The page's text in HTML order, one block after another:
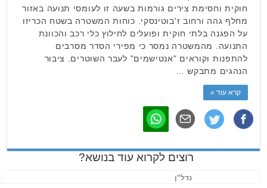
חוקית וחסימת צירים גורמות בשעה זו לעומסי תנועה באזור
מחלף גהה ורחוב ז'בוטינסקי. כוחות המשטרה בשטח הכריזו
על הפגנה בלתי חוקית ופועלים לחילוץ כלי רכב והכוונת
התנועה. מהמשטרה נמסר כי מפירי הסדר מסרבים
להתפנות וקוראים "אנטישמים" לעבר השוטרים. ציבור
הנהגים מתבקש …
קרא עוד »
רוצים לקרוא עוד בנושא?
נדל"ן